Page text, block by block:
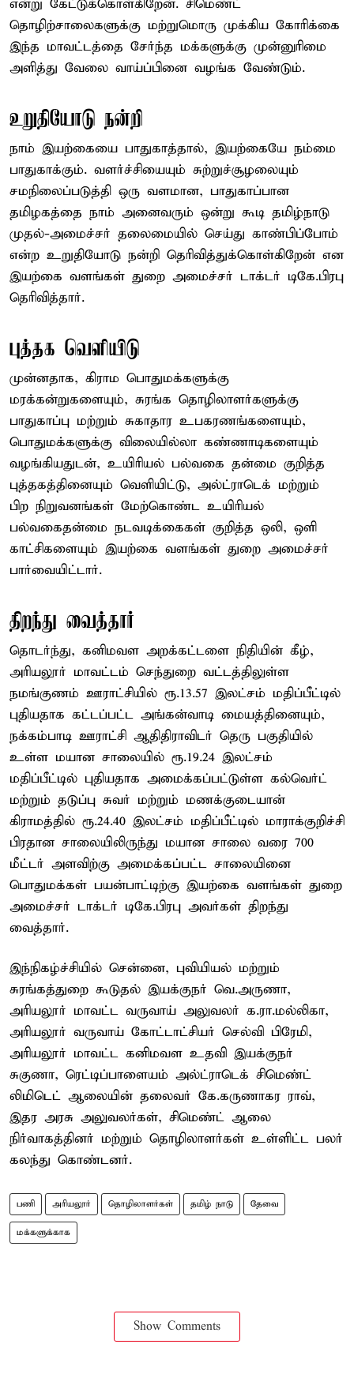
என்று கேட்டுக்கொள்கிறேன். சிமெண்ட்
தொழிற்சாலைகளுக்கு மற்றுமொரு முக்கிய கோரிக்கை
இந்த மாவட்டத்தை சேர்ந்த மக்களுக்கு முன்னுரிமை
அளித்து வேலை வாய்ப்பினை வழங்க வேண்டும்.
உறுதியோடு நன்றி
நாம் இயற்கையை பாதுகாத்தால், இயற்கையே நம்மை
பாதுகாக்கும். வளர்ச்சியையும் சுற்றுச்சூழலையும்
சமநிலைப்படுத்தி ஒரு வளமான, பாதுகாப்பான
தமிழகத்தை நாம் அனைவரும் ஒன்று கூடி தமிழ்நாடு
முதல்-அமைச்சர் தலைமையில் செய்து காண்பிப்போம்
என்ற உறுதியோடு நன்றி தெரிவித்துக்கொள்கிறேன் என
இயற்கை வளங்கள் துறை அமைச்சர் டாக்டர் டிகே.பிரபு
தெரிவித்தார்.
புத்தக வெளியிடு
முன்னதாக, கிராம பொதுமக்களுக்கு
மரக்கன்றுகளையும், சுரங்க தொழிலாளர்களுக்கு
பாதுகாப்பு மற்றும் சுகாதார உபகரணங்களையும்,
பொதுமக்களுக்கு விலையில்லா கண்ணாடிகளையும்
வழங்கியதுடன், உயிரியல் பல்வகை தன்மை குறித்த
புத்தகத்தினையும் வெளியிட்டு, அல்ட்ராடெக் மற்றும்
பிற நிறுவனங்கள் மேற்கொண்ட உயிரியல்
பல்வகைதன்மை நடவடிக்கைகள் குறித்த ஒலி, ஒளி
காட்சிகளையும் இயற்கை வளங்கள் துறை அமைச்சர்
பார்வையிட்டார்.
திறந்து வைத்தார்
தொடர்ந்து, கனிமவள அறக்கட்டளை நிதியின் கீழ்,
அரியலூர் மாவட்டம் செந்துறை வட்டத்திலுள்ள
நமங்குணம் ஊராட்சியில் ரூ.13.57 இலட்சம் மதிப்பீட்டில்
புதியதாக கட்டப்பட்ட அங்கன்வாடி மையத்தினையும்,
நக்கம்பாடி ஊராட்சி ஆதிதிராவிடர் தெரு பகுதியில்
உள்ள மயான சாலையில் ரூ.19.24 இலட்சம்
மதிப்பீட்டில் புதியதாக அமைக்கப்பட்டுள்ள கல்வெர்ட்
மற்றும் தடுப்பு சுவர் மற்றும் மணக்குடையான்
கிராமத்தில் ரூ.24.40 இலட்சம் மதிப்பீட்டில் மாராக்குறிச்சி
பிரதான சாலையிலிருந்து மயான சாலை வரை 700
மீட்டர் அளவிற்கு அமைக்கப்பட்ட சாலையினை
பொதுமக்கள் பயன்பாட்டிற்கு இயற்கை வளங்கள் துறை
அமைச்சர் டாக்டர் டிகே.பிரபு அவர்கள் திறந்து
வைத்தார்.
இந்நிகழ்ச்சியில் சென்னை, புவியியல் மற்றும்
சுரங்கத்துறை கூடுதல் இயக்குநர் வெ.அருணா,
அரியலூர் மாவட்ட வருவாய் அலுவலர் க.ரா.மல்லிகா,
அரியலூர் வருவாய் கோட்டாட்சியர் செல்வி பிரேமி,
அரியலூர் மாவட்ட கனிமவள உதவி இயக்குநர்
சுகுணா, ரெட்டிப்பாளையம் அல்ட்ராடெக் சிமெண்ட்
லிமிடெட் ஆலையின் தலைவர் கே.கருணாகர ராவ்,
இதர அரசு அலுவலர்கள், சிமெண்ட் ஆலை
நிர்வாகத்தினர் மற்றும் தொழிலாளர்கள் உள்ளிட்ட பலர்
கலந்து கொண்டனர்.
பணி அரியலூர் தொழிலாளர்கள் தமிழ் நாடு தேவை
மக்களுக்காக
Show Comments